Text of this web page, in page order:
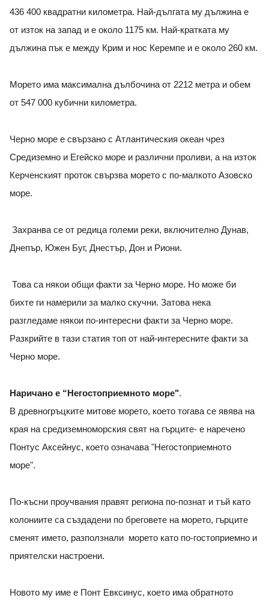
436 400 квадратни километра. Най-дългата му дължина e
от изток на запад и е около 1175 км. Най-кратката му
дължина пък е между Крим и нос Керемпе и е около 260 км.
Морето има максимална дълбочина от 2212 метра и обем
от 547 000 кубични километра.
Черно море е свързано с Атлантическия океан чрез
Средиземно и Егейско море и различни проливи, а на изток
Керченският проток свързва морето с по-малкото Азовско
море.
Захранва се от редица големи реки, включително Дунав,
Днепър, Южен Буг, Днестър, Дон и Риони.
Това са някои общи факти за Черно море. Но може би
бихте ги намерили за малко скучни. Затова нека
разгледаме някои по-интересни факти за Черно море.
Разкрийте в тази статия топ от най-интересните факти за
Черно море.
Наричано е “Негостоприемното море".
В древногръцките митове морето, което тогава се явява на
края на средиземноморския свят на гърците- е наречено
Понтус Аксейнус, което означава "Негостоприемното
море".
По-късни проучвания правят региона по-познат и тъй като
колониите са създадени по бреговете на морето, гърците
сменят името, разползнали морето като по-гостоприемно и
приятелски настроени.
Новото му име е Понт Евксинус, което има обратното